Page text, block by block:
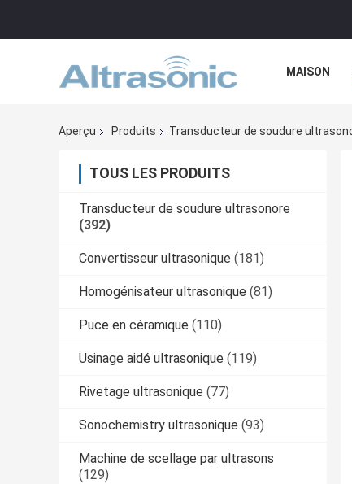
MAISON
Aperçu
Produits Transducteur de soudure
TOUS LES PRODUITS
Transducteur de soudure ultrasonore
(392)
Convertisseur ultrasonique (181)
Homogénisateur ultrasonique (81)
Puce en céramique (110)
Usinage aidé ultrasonique (119)
Rivetage ultrasonique (77)
Sonochemistry ultrasonique (93)
Machine de scellage par ultrasons
(129)